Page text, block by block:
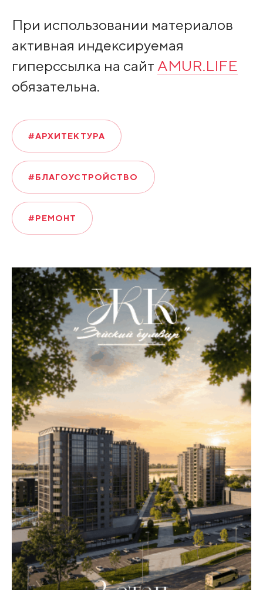
При использовании материалов
активная индексируемая
гиперссылка на сайт AMUR.LIFE
обязательна.
#АРХИТЕКТУРА
#БЛАГОУСТРОЙСТВО
#РЕМОНТ